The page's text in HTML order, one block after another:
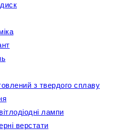
з твердого сплаву
лампи
верстати